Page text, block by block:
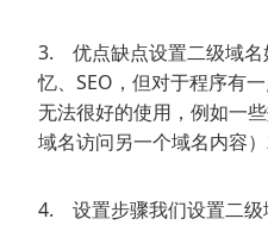
3. 优点缺点设置二级域名
忆、SEO，但对于程序有
无法很好的使用，例如一
域名访问另一个域名内容）
4. 设置步骤我们设置二级